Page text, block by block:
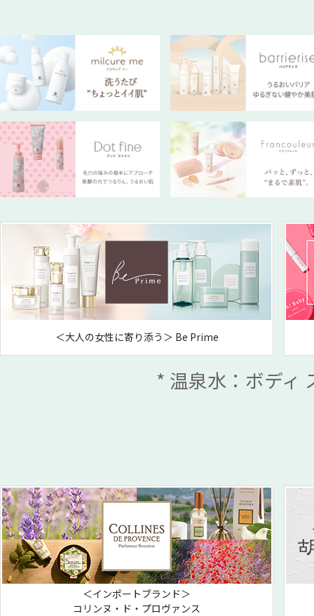
＜大人の女性に寄り添う＞ Be Prime
* 温泉水：ボディ
＜インポートブランド＞
コリンヌ・ド・プロヴァンス